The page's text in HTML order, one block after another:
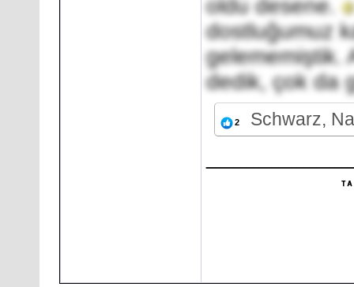
oldu desene.
dostluğumuz
gelememiştik.
dedik, çok da
2 Schwarz,